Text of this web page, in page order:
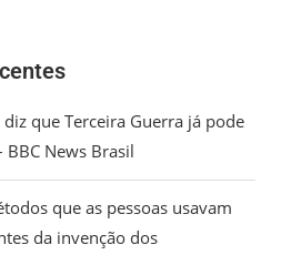
diz que Terceira Guerra já pode
News Brasil
que as pessoas usavam
da invenção dos